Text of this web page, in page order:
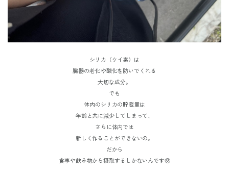
シリカ（ケイ素）は
臓器の老化や酸化を防いでくれる
大切な成分。
でも
体内のシリカの貯蔵量は
年齢と共に減少してしまって、
さらに体内では
新しく作ることができないの。
だから
食事や飲み物から摂取するしかないんです🥺